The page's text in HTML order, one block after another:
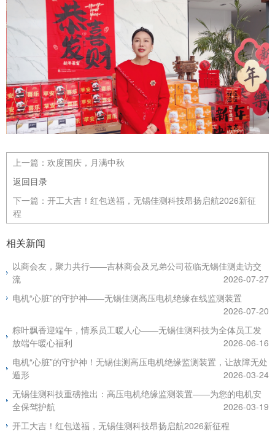
上一篇： 欢度国庆，月满中秋
返回目录
下一篇： 开工大吉！红包送福，无锡佳测科技昂扬启航2026新征
程
相关新闻
以商会友，聚力共行——吉林商会及兄弟公司莅临无锡佳测走访交
流
2026-07-27
电机“心脏”的守护神——无锡佳测高压电机绝缘在线监测装置
2026-07-20
粽叶飘香迎端午，情系员工暖人心——无锡佳测科技为全体员工发
放端午暖心福利
2026-06-16
电机“心脏”的守护神！无锡佳测高压电机绝缘监测装置，让故障无处
遁形
2026-03-24
无锡佳测科技重磅推出：高压电机绝缘监测装置——为您的电机安
全保驾护航
2026-03-19
开工大吉！红包送福，无锡佳测科技昂扬启航2026新征程